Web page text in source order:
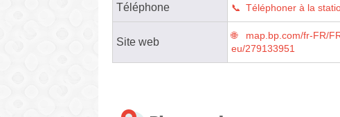
Téléphone Téléphoner à la
Site web
map.bp.com/fr-FR/
eu/279133951